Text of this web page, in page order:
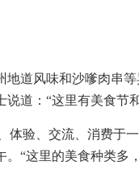
道风味和沙嗲肉串
道：“这里有美食节
体验、交流、消费
“这里的美食种类多